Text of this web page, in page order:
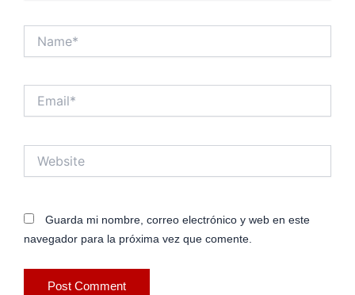
Guarda mi nombre, correo electrónico y web en este
navegador para la próxima vez que comente.